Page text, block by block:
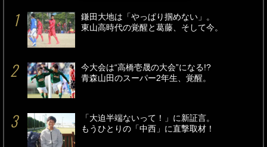
鎌田大地は「やっぱり掴めない」。
東山高時代の覚醒と葛藤、そして今。
今大会は“高橋壱晟の大会”になる!?
青森山田のスーパー2年生、覚醒。
「大迫半端ないって！」に新証言。
もうひとりの「中西」に直撃取材！